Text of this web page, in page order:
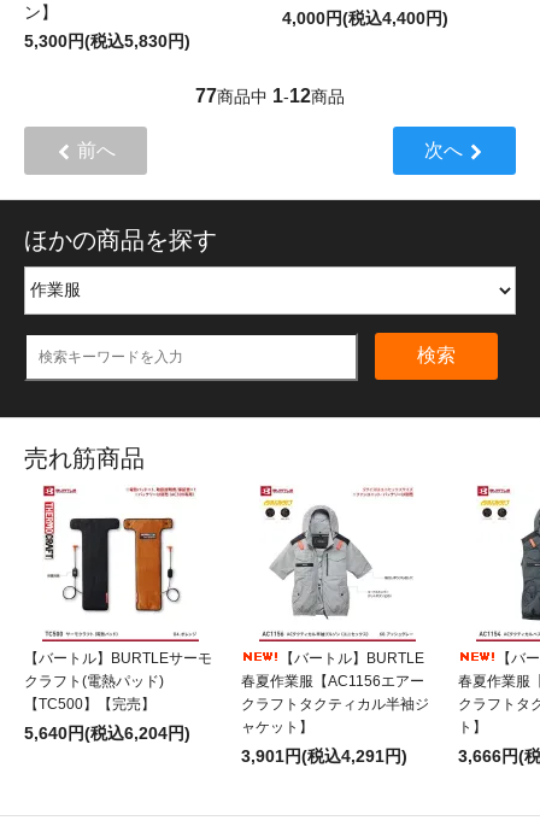
ン】
5,300円(税込5,830円)
4,000円(税込4,400円)
77商品中 1-12商品
前へ 次へ
ほかの商品を探す
検索
売れ筋商品
【バートル】BURTLEサーモ
クラフト(電熱パッド)
【TC500】【完売】
5,640円(税込6,204円)
【バートル】BURTLE
春夏作業服【AC1156エアー
クラフトタクティカル半袖ジ
ャケット】
3,901円(税込4,291円)
【バ
春夏作業服
クラフトタ
ト】
3,666円(